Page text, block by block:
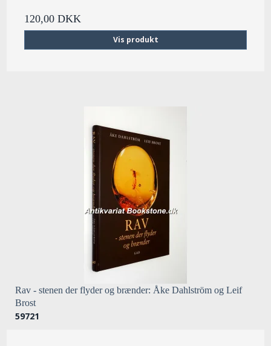
120,00 DKK
Vis produkt
Rav - stenen der flyder og brænder: Åke Dahlström og Leif
Brost
59721